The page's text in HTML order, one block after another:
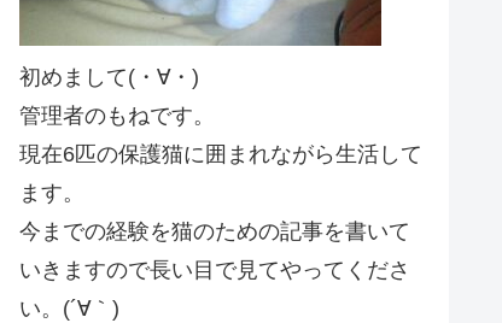
初めまして(・∀・)
管理者のもねです。
現在6匹の保護猫に囲まれながら生活して
ます。
今までの経験を猫のための記事を書いて
いきますので長い目で見てやってくださ
い。(´∀｀)